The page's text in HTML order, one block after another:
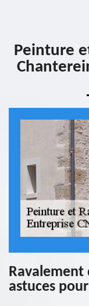
Peinture
Ravalement
astuces